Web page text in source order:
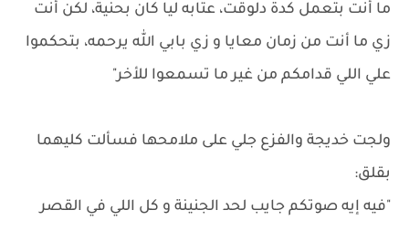
ما أنت بتعمل كدة دلوقت، عتابه ليا كان بحنية، لكن أنت
زي ما أنت من زمان معايا و زي بابي الله يرحمه، بتحكموا
علي اللي قدامكم من غير ما تسمعوا للأخر"
ولجت خديجة والفزع جلي على ملامحها فسألت كليهما
بقلق:
"فيه إيه صوتكم جايب لحد الجنينة و كل اللي في القصر